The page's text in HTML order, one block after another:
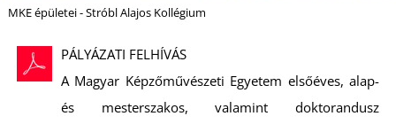
MKE épületei - Stróbl Alajos Kollégium
PÁLYÁZATI FELHÍVÁS
A Magyar Képzőművészeti Egyetem elsőéves, alap-
és mesterszakos, valamint doktorandusz